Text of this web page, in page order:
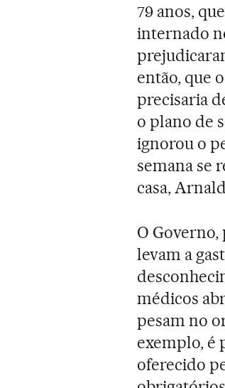
79 anos,
internado
então, que
precisaria
o plano de
ignorou o
semana se
casa,
O Governo,
levam a
médicos
pesam no
exemplo, é
oferecido